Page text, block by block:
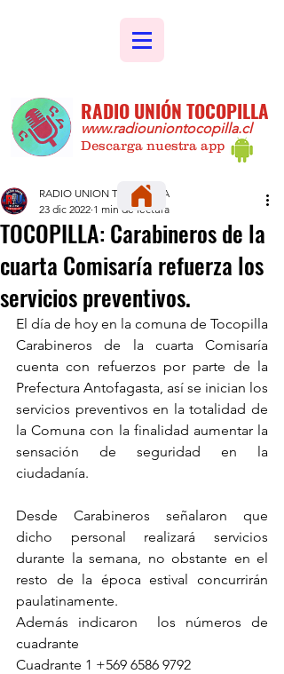
RADIO UNIÓN TOCOPILLA
www.radiouniontocopilla.cl
Descarga nuestra app
TOCOPILLA: Carabineros de la
cuarta Comisaría refuerza los
servicios preventivos.
RADIO UNION TOCOPILLA
23 dic 2022 1 min de lectura
El día de hoy en la comuna de Tocopilla
Carabineros de la cuarta Comisaría
cuenta con refuerzos por parte de la
Prefectura Antofagasta, así se inician los
servicios preventivos en la totalidad de
la Comuna con la finalidad aumentar la
sensación de seguridad en la
ciudadanía.
Desde Carabineros señalaron que
dicho personal realizará servicios
durante la semana, no obstante en el
resto de la época estival concurrirán
paulatinamente.
Además indicaron  los números de
cuadrante
Cuadrante 1 +569 6586 9792